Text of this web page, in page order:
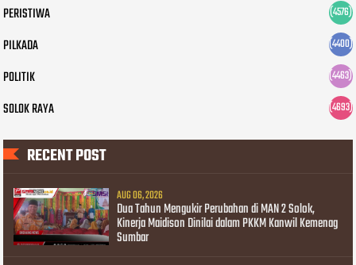
PERISTIWA (4576)
PILKADA (4400)
POLITIK (4463)
SOLOK RAYA (4693)
RECENT POST
AUG 06, 2026
Dua Tahun Mengukir Perubahan di MAN 2 Solok,
Kinerja Maidison Dinilai dalam PKKM Kanwil Kemenag
Sumbar